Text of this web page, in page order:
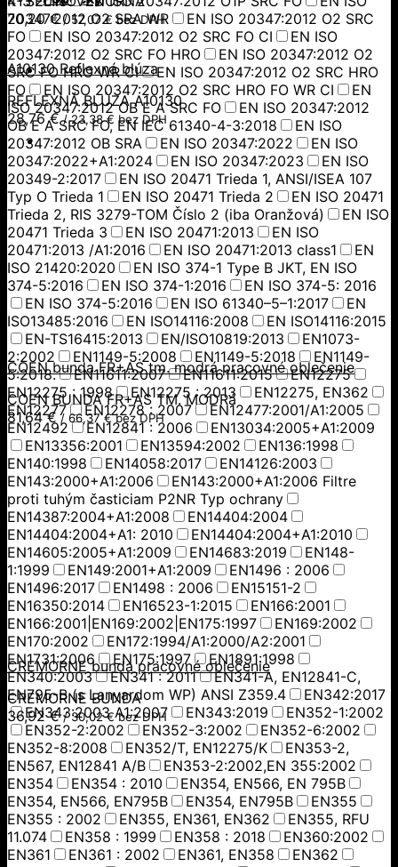
20347:2012 O2 SRA WR
EN ISO 20347:2012 O2 SRC
FO
EN ISO 20347:2012 O2 SRC FO CI
EN ISO
20347:2012 O2 SRC FO HRO
EN ISO 20347:2012 O2
SRC FO HRO WR CI
EN ISO 20347:2012 O2 SRC HRO
FO
EN ISO 20347:2012 O2 SRC HRO FO WR CI
EN
ISO 20347:2012 OB E A SRC FO
EN ISO 20347:2012
OB E A SRC FO, EN IEC 61340-4-3:2018
EN ISO
20347:2012 OB SRA
EN ISO 20347:2022
EN ISO
20347:2022+A1:2024
EN ISO 20347:2023
EN ISO
20349-2:2017
EN ISO 20471 Trieda 1, ANSI/ISEA 107
Typ O Trieda 1
EN ISO 20471 Trieda 2
EN ISO 20471
Trieda 2, RIS 3279-TOM Číslo 2 (iba Oranžová)
EN ISO
20471 Trieda 3
EN ISO 20471:2013
EN ISO
20471:2013 /A1:2016
EN ISO 20471:2013 class1
EN
ISO 21420:2020
EN ISO 374-1 Type B JKT, EN ISO
374-5:2016
EN ISO 374-1:2016
EN ISO 374-5: 2016
EN ISO 374-5:2016
EN ISO 61340–5–1:2017
EN
ISO13485:2016
EN ISO14116:2008
EN ISO14116:2015
EN-TS16415:2013
EN/ISO10819:2013
EN1073-
2:2002
EN1149-5:2008 EN1149-5:2018
EN1149-
5:2018.
EN11611:2007 EN11611:2015
EN12275
EN12275 : 1998
EN12275 : 2013
EN12275, EN362
EN12277
EN12278 : 2007
EN12477:2001/A1:2005
EN12492
EN12841 : 2006
EN13034:2005+A1:2009
EN13356:2001
EN13594:2002
EN136:1998
EN140:1998
EN14058:2017
EN14126:2003
EN143:2000+A1:2006
EN143:2000+A1:2006 Filtre
proti tuhým časticiam P2NR Typ ochrany
EN14387:2004+A1:2008
EN14404:2004
EN14404:2004+A1: 2010
EN14404:2004+A1:2010
EN14605:2005+A1:2009
EN14683:2019
EN148-
1:1999
EN149:2001+A1:2009
EN1496 : 2006
EN1496:2017
EN1498 : 2006
EN15151-2
EN16350:2014
EN16523-1:2015
EN166:2001
EN166:2001|EN169:2002|EN175:1997
EN169:2002
EN170:2002
EN172:1994/A1:2000/A2:2001
EN1731:2006
EN175:1997
EN1891:1998
EN340:2003
EN341 : 2011
EN341-A, EN12841-C,
EN795-B (s Lanyardom WP) ANSI Z359.4
EN342:2017
EN343:2003 A1:2007
EN343:2019
EN352-1:2002
EN352-2:2002
EN352-3:2002
EN352-6:2002
EN352-8:2008
EN352/T, EN12275/K
EN353-2,
EN567, EN12841 A/B
EN353-2:2002,EN 355:2002
EN354
EN354 : 2010
EN354, EN566, EN 795B
EN354, EN566, EN795B
EN354, EN795B
EN355
EN355 : 2002
EN355, EN361, EN362
EN355, RFU
11.074
EN358 : 1999 EN358 : 2018
EN360:2002
EN361
EN361 : 2002 EN361, EN358
EN362
70,20€/57,07€ bez DPH
A10130 Reflexná blúza
REFLEXNÁ BLÚZA A10130
28,76€/23,38€ bez DPH
COEN bunda FR+AS tm. modrá pracovné oblečenie
COEN BUNDA FR+AS TM. MODRá
81,64€ / 66,37€bez DPH
CREMORNE bunda pracovné oblečenie
CREMORNE BUNDA
36,92€/30,02€bez DPH